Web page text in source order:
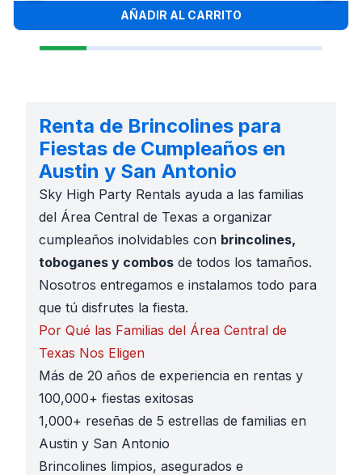
AÑADIR AL CARRITO
Renta de Brincolines para
Fiestas de Cumpleaños en
Austin y San Antonio
Sky High Party Rentals ayuda a las familias
del Área Central de Texas a organizar
cumpleaños inolvidables con brincolines,
toboganes y combos de todos los tamaños.
Nosotros entregamos e instalamos todo para
que tú disfrutes la fiesta.
Por Qué las Familias del Área Central de
Texas Nos Eligen
Más de 20 años de experiencia en rentas y
100,000+ fiestas exitosas
1,000+ reseñas de 5 estrellas de familias en
Austin y San Antonio
Brincolines limpios, asegurados e